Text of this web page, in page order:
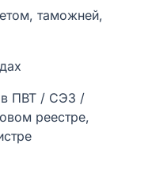
таможней,
в ПВТ / СЭЗ /
реестре,